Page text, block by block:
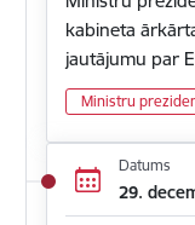
kabineta
jautājumu par
Ministru
Datums
29.